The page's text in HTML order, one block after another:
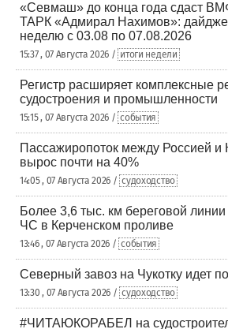
«Севмаш» до конца года сдаст
ТАРК «Адмирал Нахимов»:
неделю с 03.08 по 07.08.2026
15:37 , 07 Августа 2026 / итоги недели
Регистр расширяет комплексные
судостроения и промышленности
15:15 , 07 Августа 2026 / события
Пассажиропоток между Россией и
вырос почти на 40%
14:05 , 07 Августа 2026 / судоходство
Более 3,6 тыс. км береговой
ЧС в Керченском проливе
13:46 , 07 Августа 2026 / события
Северный завоз на Чукотку идет
13:30 , 07 Августа 2026 / судоходство
#ЧИТАЮКОРАБЕЛ на